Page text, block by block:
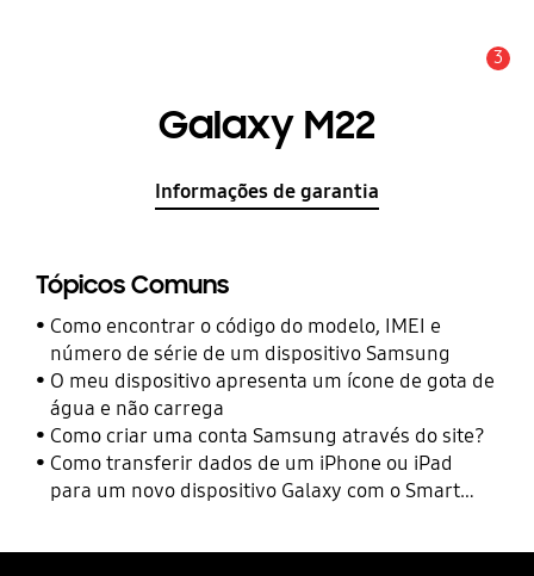
3
Galaxy M22
Informações de garantia
Tópicos Comuns
Como encontrar o código do modelo, IMEI e
número de série de um dispositivo Samsung
O meu dispositivo apresenta um ícone de gota de
água e não carrega
Como criar uma conta Samsung através do site?
Como transferir dados de um iPhone ou iPad
para um novo dispositivo Galaxy com o Smart